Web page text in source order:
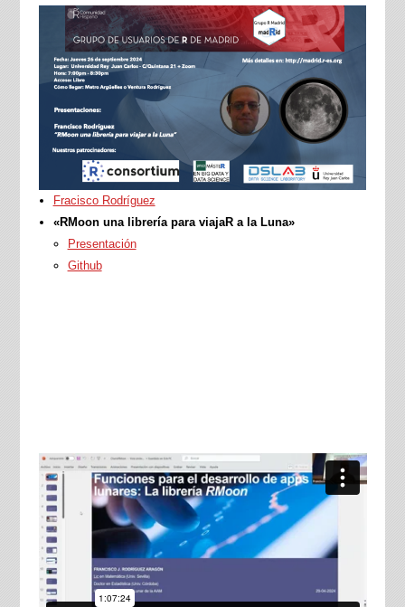
Fracisco Rodríguez
«RMoon una librería para viajaR a la Luna»
Presentación
Github